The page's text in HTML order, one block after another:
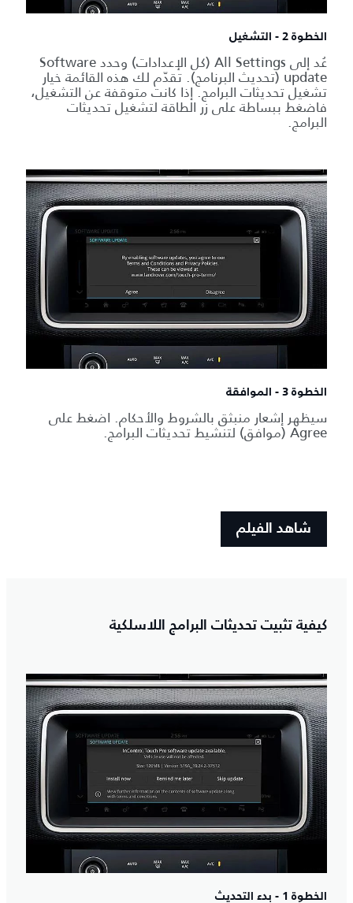
الخطوة 2 - التشغيل
عُد إلى All Settings (كل الإعدادات) وحدد Software
update (تحديث البرنامج). تقدّم لك هذه القائمة خيار
تشغيل تحديثات البرامج. إذا كانت متوقفة عن التشغيل،
فاضغط ببساطة على زر الطاقة لتشغيل تحديثات
البرامج.
الخطوة 3 - الموافقة
سيظهر إشعار منبثق بالشروط والأحكام. اضغط على
Agree (موافق) لتنشيط تحديثات البرامج.
شاهد الفيلم
كيفية تثبيت تحديثات البرامج اللاسلكية
الخطوة 1 - بدء التحديث